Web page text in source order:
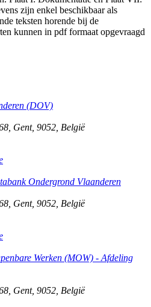
zijn enkel beschikbaar als
teksten horende bij de
kunnen in pdf formaat opgevraagd
(DOV)
Gent, 9052 België
Ondergrond Vlaanderen
Gent, 9052 België
Werken (MOW) - Afdeling
Gent, 9052 België